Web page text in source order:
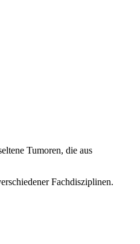
Tumoren, die aus
Fachdisziplinen.